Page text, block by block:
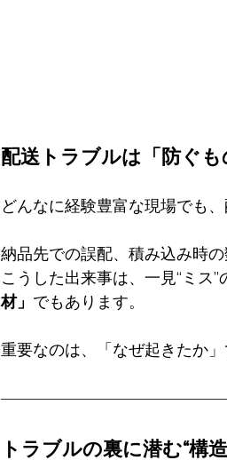
配送トラブルは「防ぐ
どんなに経験豊富な現場でも
納品先での誤配、積み込み時
こうした出来事は、一見“ミス
材」 でもあります。
重要なのは、「なぜ起きたか
トラブルの裏に潜む“構